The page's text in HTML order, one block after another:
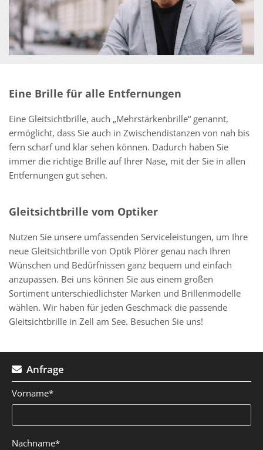
Eine Brille für alle Entfernungen
Eine Gleitsichtbrille, auch „Mehrstärkenbrille“ genannt,
ermöglicht, dass Sie auch in Zwischendistanzen von nah bis
fern scharf und klar sehen können. Dadurch haben Sie
immer die richtige Brille auf Ihrer Nase, mit der Sie in allen
Entfernungen gut sehen.
Gleitsichtbrille vom Optiker
Nutzen Sie unsere umfassenden Serviceleistungen, um Ihre
neue Gleitsichtbrille von Optik Plörer genau nach Ihren
Wünschen und Bedürfnissen ganz bequem und einfach
anzupassen. Bei uns können Sie aus einem großen
Sortiment unterschiedlichster Marken und Brillenmodelle
wählen. Wir haben für jeden Geschmack die passende
Gleitsichtbrille in Zell am See. Besuchen Sie uns!
 Anfrage
Vorname*
Nachname*